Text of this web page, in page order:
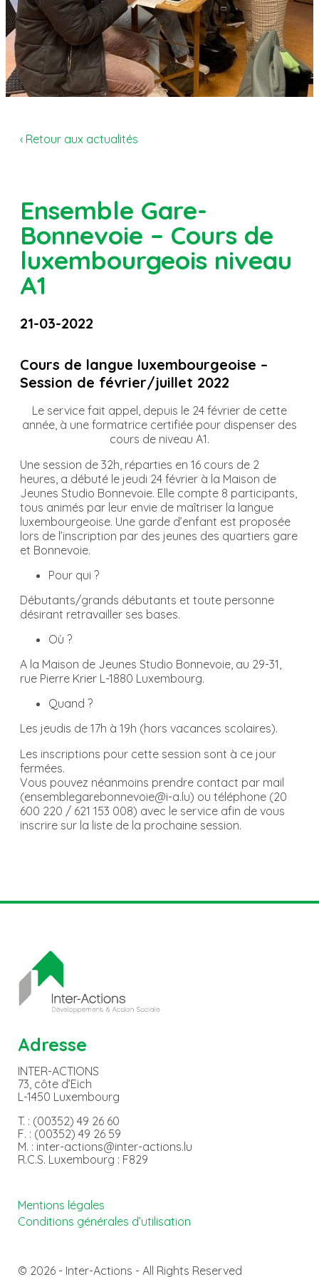
‹ Retour aux actualités
Ensemble Gare-
Bonnevoie – Cours de
luxembourgeois niveau
A1
21-03-2022
Cours de langue luxembourgeoise –
Session de février/juillet 2022
Le service fait appel, depuis le 24 février de cette
année, à une formatrice certifiée pour dispenser des
cours de niveau A1.
Une session de 32h, réparties en 16 cours de 2
heures, a débuté le jeudi 24 février à la Maison de
Jeunes Studio Bonnevoie. Elle compte 8 participants,
tous animés par leur envie de maîtriser la langue
luxembourgeoise. Une garde d’enfant est proposée
lors de l’inscription par des jeunes des quartiers gare
et Bonnevoie.
Pour qui ?
Débutants/grands débutants et toute personne
désirant retravailler ses bases.
Où ?
A la Maison de Jeunes Studio Bonnevoie, au 29-31,
rue Pierre Krier L-1880 Luxembourg.
Quand ?
Les jeudis de 17h à 19h (hors vacances scolaires).
Les inscriptions pour cette session sont à ce jour
fermées.
Vous pouvez néanmoins prendre contact par mail
(ensemblegarebonnevoie@i-a.lu) ou téléphone (20
600 220 / 621 153 008) avec le service afin de vous
inscrire sur la liste de la prochaine session.
Adresse
INTER-ACTIONS
73, côte d’Eich
L-1450 Luxembourg
T. : (00352) 49 26 60
F. : (00352) 49 26 59
M. : inter-actions@inter-actions.lu
R.C.S. Luxembourg : F829
Mentions légales
Conditions générales d’utilisation
© 2026 - Inter-Actions - All Rights Reserved